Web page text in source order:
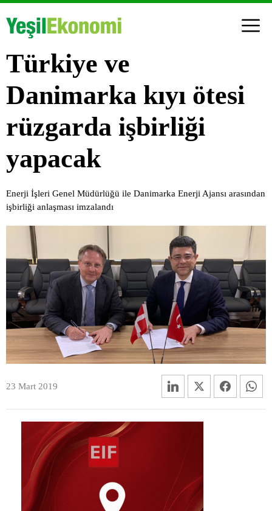
Türkiye ve
Danimarka kıyı ötesi
rüzgarda işbirliği
yapacak
Enerji İşleri Genel Müdürlüğü ile Danimarka Enerji Ajansı arasından
işbirliği anlaşması imzalandı
23 Mart 2019